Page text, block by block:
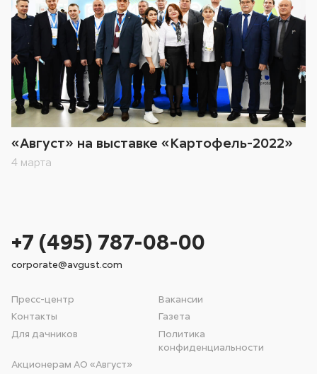
«Август» на выставке «Картофель-2022»
4 марта
Пресс-центр
Вакансии
Контакты
Газета
Для дачников
Политика
конфиденциальности
Акционерам АО «Август»
+7 (495) 787-08-00
corporate@avgust.com